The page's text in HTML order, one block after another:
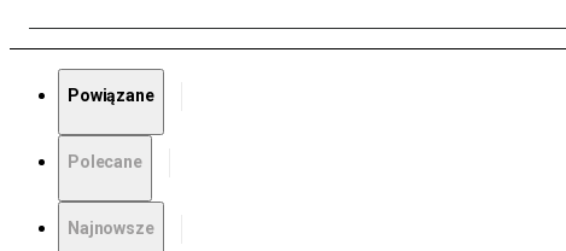
Powiązane
Polecane
Najnowsze